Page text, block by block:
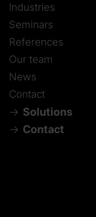
Industries
Seminars
References
Our team
News
Contact
Solutions
Contact